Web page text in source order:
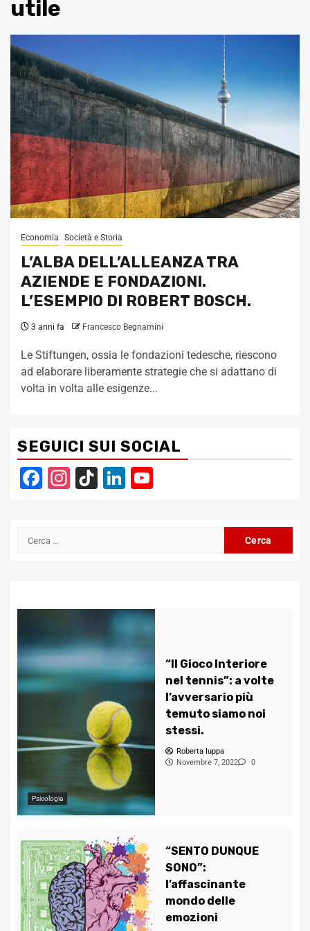
utile
Economia Società e Storia
L’ALBA DELL’ALLEANZA TRA
AZIENDE E FONDAZIONI.
L’ESEMPIO DI ROBERT BOSCH.
3 anni fa Francesco Begnamini
Le Stiftungen, ossia le fondazioni tedesche, riescono
ad elaborare liberamente strategie che si adattano di
volta in volta alle esigenze...
SEGUICI SUI SOCIAL
Facebook
Instagram
TikTokLinkedIn
Ricerca
Psicologia
“Il Gioco Interiore
nel tennis”: a volte
l’avversario più
temuto siamo noi
stessi.
Roberta Iuppa
Novembre 7, 2022
0
“SENTO DUNQUE
SONO”:
l’affascinante
mondo delle
emozioni